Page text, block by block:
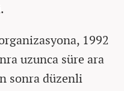
1992
uzunca süre ara
sonra düzenli